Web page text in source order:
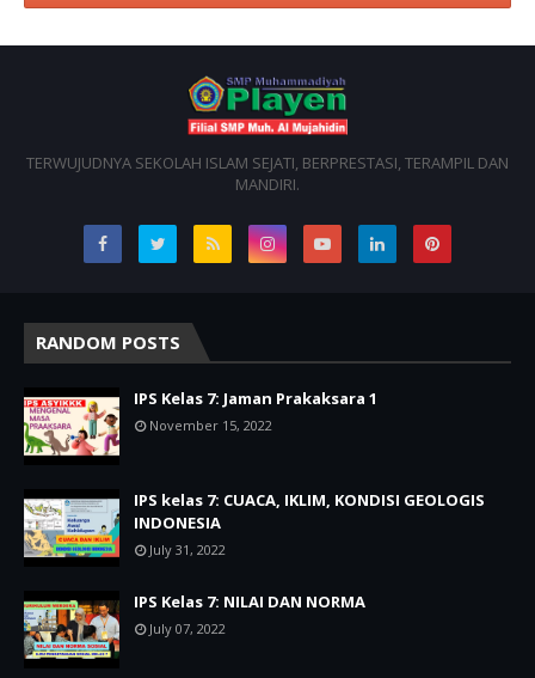
TERWUJUDNYA SEKOLAH ISLAM SEJATI, BERPRESTASI, TERAMPIL DAN
MANDIRI.
RANDOM POSTS
IPS Kelas 7: Jaman Prakaksara 1
November 15, 2022
IPS kelas 7: CUACA, IKLIM, KONDISI GEOLOGIS
INDONESIA
July 31, 2022
IPS Kelas 7: NILAI DAN NORMA
July 07, 2022